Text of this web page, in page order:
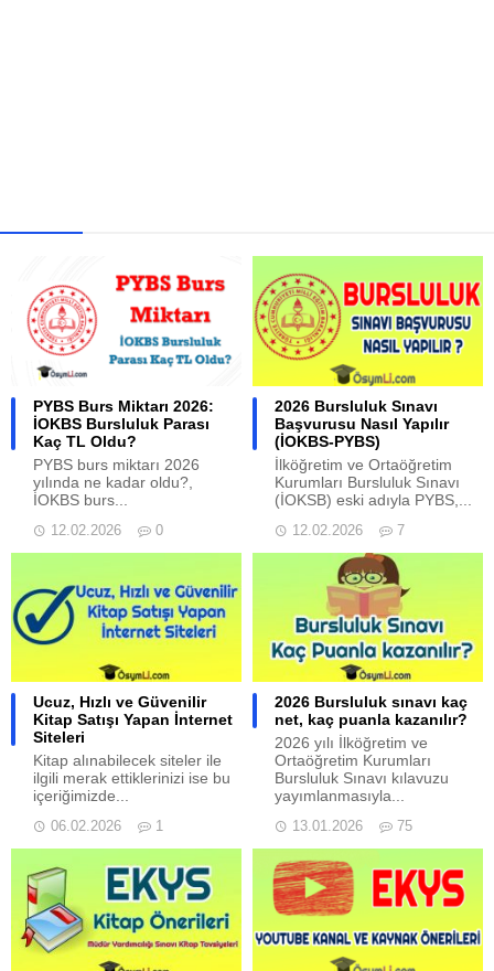
PYBS Burs Miktarı 2026:
İOKBS Bursluluk Parası
Kaç TL Oldu?
PYBS burs miktarı 2026
yılında ne kadar oldu?,
İOKBS burs...
12.02.2026 0
2026 Bursluluk Sınavı
Başvurusu Nasıl Yapılır
(İOKBS-PYBS)
İlköğretim ve Ortaöğretim
Kurumları Bursluluk Sınavı
(İOKSB) eski adıyla PYBS,...
12.02.2026 7
Ucuz, Hızlı ve Güvenilir
Kitap Satışı Yapan İnternet
Siteleri
Kitap alınabilecek siteler ile
ilgili merak ettiklerinizi ise bu
içeriğimizde...
06.02.2026 1
2026 Bursluluk sınavı kaç
net, kaç puanla kazanılır?
2026 yılı İlköğretim ve
Ortaöğretim Kurumları
Bursluluk Sınavı kılavuzu
yayımlanmasıyla...
13.01.2026 75